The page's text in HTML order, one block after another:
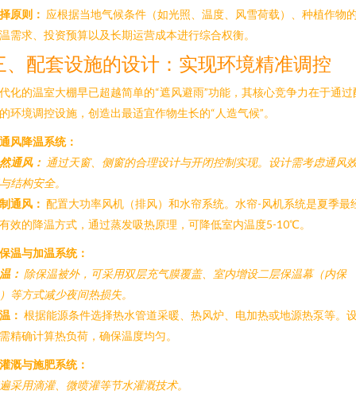
原则： 应根据当地气候条件（如光照、温度、风雪荷载）、种植作物
需求、投资预算以及长期运营成本进行综合权衡。
、配套设施的设计：实现环境精准调控
化的温室大棚早已超越简单的“遮风避雨”功能，其核心竞争力在于通过
环境调控设施，创造出最适宜作物生长的“人造气候”。
风降温系统：
通风： 通过天窗、侧窗的合理设计与开闭控制实现。设计需考虑通风
结构安全。
通风： 配置大功率风机（排风）和水帘系统。水帘-风机系统是夏季最
效的降温方式，通过蒸发吸热原理，可降低室内温度5-10℃。
温与加温系统：
： 除保温被外，可采用双层充气膜覆盖、室内增设二层保温幕（内保
等方式减少夜间热损失。
： 根据能源条件选择热水管道采暖、热风炉、电加热或地源热泵等。
精确计算热负荷，确保温度均匀。
溉与施肥系统：
采用滴灌、微喷灌等节水灌溉技术。